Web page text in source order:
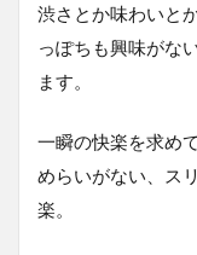
渋さとか味わいと
っぽちも興味がな
ます。
一瞬の快楽を求め
めらいがない、ス
楽。